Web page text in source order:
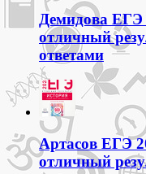
Демидова ЕГЭ
отличный
ответами
Артасов ЕГЭ
отличный